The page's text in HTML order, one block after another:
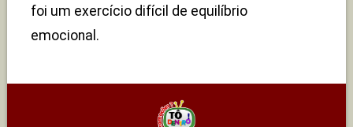
foi um exercício difícil de equilíbrio
emocional.